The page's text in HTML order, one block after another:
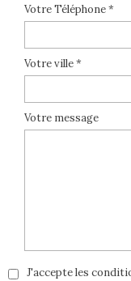
Votre Téléphone *
Votre ville *
Votre message
J'accepte les